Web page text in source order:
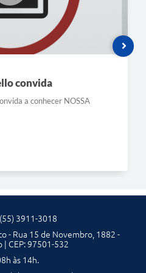
convida
a conhecer NOSSA
3911-3018
- Rua 15 de Novembro, 1882 -
| CEP: 97501-532
às 14h.